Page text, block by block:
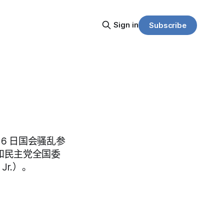
Sign in Subscribe
日国会骚乱参
民主党全国委
）。